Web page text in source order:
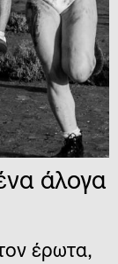
άλογα
έρωτα,